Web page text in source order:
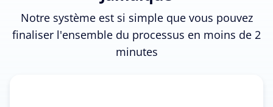
Notre système est si simple que vous pouvez
finaliser l'ensemble du processus en moins de 2
minutes